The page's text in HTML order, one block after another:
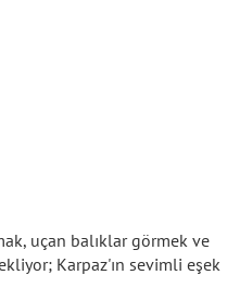
uçan balıklar görmek ve
Karpaz'ın sevimli eşek